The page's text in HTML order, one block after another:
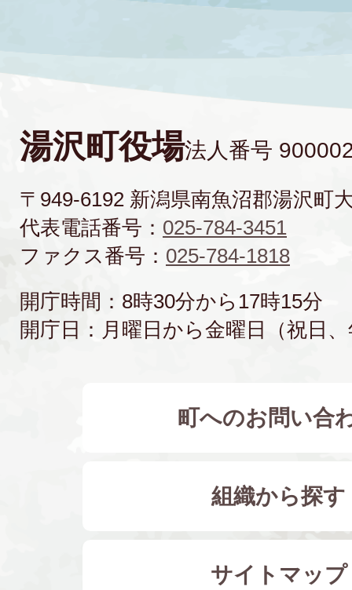
湯沢町役場法人番号
〒949-6192 新潟県南魚沼郡湯沢町
代表電話番号： 025-784-3451
ファクス番号： 025-784-1818
開庁時間：8時30分から17時15分
開庁日：月曜日から金曜日（祝日
町へのお問い合
組織から探す
サイトマップ